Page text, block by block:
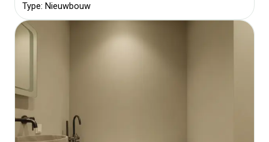
Type: Nieuwbouw